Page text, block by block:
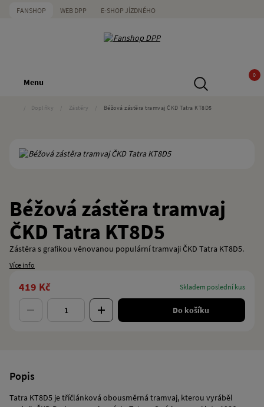
FANSHOP WEB DPP E-SHOP JÍZDNÉHO
Menu
0
Doplňky Zástěry Béžová zástěra tramvaj ČKD Tatra KT8D5
Béžová zástěra tramvaj
ČKD Tatra KT8D5
Zástěra s grafikou věnovanou populární tramvaji ČKD Tatra KT8D5.
Více info
419 Kč skladem poslední kus
Do košíku
Popis
Tatra KT8D5 je tříčlánková obousměrná tramvaj, kterou vyráběl